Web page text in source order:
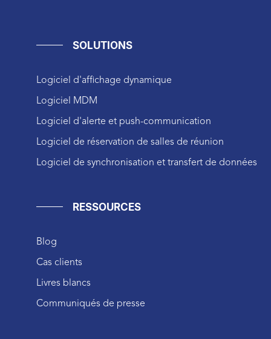
SOLUTIONS
Logiciel d'affichage dynamique
Logiciel MDM
Logiciel d'alerte et push-communication
Logiciel de réservation de salles de réunion
Logiciel de synchronisation et transfert de données
RESSOURCES
Blog
Cas clients
Livres blancs
Communiqués de presse